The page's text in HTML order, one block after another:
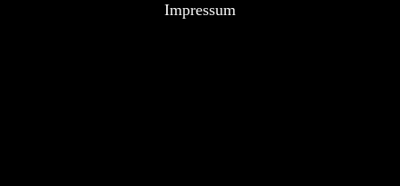
Impressum